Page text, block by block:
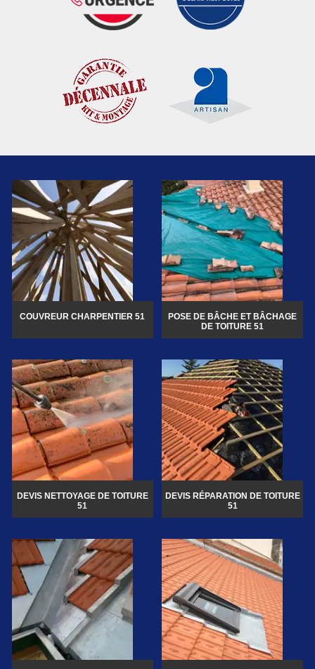
COUVREUR CHARPENTIER 51
POSE DE BÂCHE ET BÂCHAGE
DE TOITURE 51
DEVIS NETTOYAGE DE TOITURE
51
DEVIS RÉPARATION DE TOITURE
51